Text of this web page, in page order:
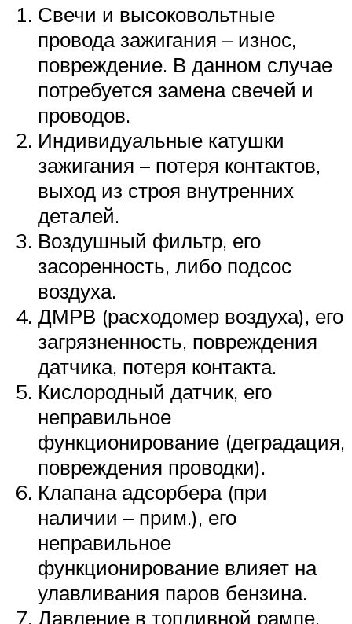
Свечи и высоковольтные
провода зажигания – износ,
повреждение. В данном случае
потребуется замена свечей и
проводов.
Индивидуальные катушки
зажигания – потеря контактов,
выход из строя внутренних
деталей.
Воздушный фильтр, его
засоренность, либо подсос
воздуха.
ДМРВ (расходомер воздуха), его
загрязненность, повреждения
датчика, потеря контакта.
Кислородный датчик, его
неправильное
функционирование (деградация,
повреждения проводки).
Клапана адсорбера (при
наличии – прим.), его
неправильное
функционирование влияет на
улавливания паров бензина.
Давление в топливной рампе.